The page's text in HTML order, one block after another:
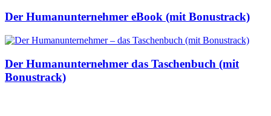
Der Humanunternehmer eBook (mit Bonustrack)
Der Humanunternehmer das Taschenbuch (mit
Bonustrack)